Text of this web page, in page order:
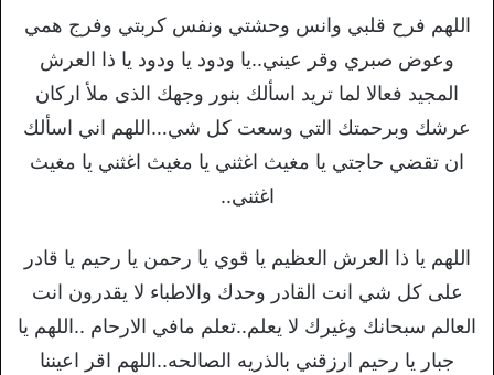
اللهم فرح قلبي وانس وحشتي ونفس كربتي وفرج همي
وعوض صبري وقر عيني..يا ودود يا ودود يا ذا العرش
المجيد فعالا لما تريد اسألك بنور وجهك الذى ملأ اركان
عرشك وبرحمتك التي وسعت كل شي…اللهم اني اسألك
ان تقضي حاجتي يا مغيث اغثني يا مغيث اغثني يا مغيث
اغثني..
اللهم يا ذا العرش العظيم يا قوي يا رحمن يا رحيم يا قادر
على كل شي انت القادر وحدك والاطباء لا يقدرون انت
العالم سبحانك وغيرك لا يعلم..تعلم مافي الارحام ..اللهم يا
جبار يا رحيم ارزقني بالذريه الصالحه..اللهم اقر اعيننا